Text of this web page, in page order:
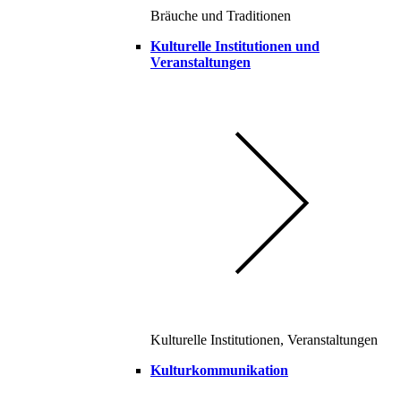
Bräuche und Traditionen
Kulturelle Institutionen und
Veranstaltungen
Kulturelle Institutionen, Veranstaltungen
Kulturkommunikation